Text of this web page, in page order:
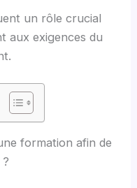
un rôle crucial
aux exigences du
formation afin de